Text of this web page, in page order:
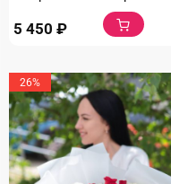
5 450 ₽
26%